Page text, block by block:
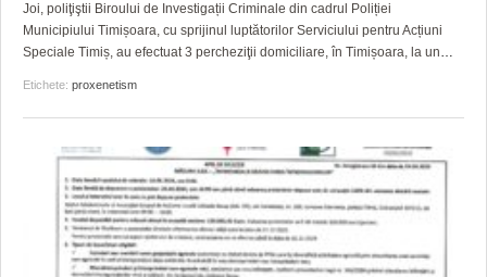
Joi, poliţiştii Biroului de Investigații Criminale din cadrul Poliției
Municipiului Timișoara, cu sprijinul luptătorilor Serviciului pentru Acțiuni
Speciale Timiș, au efectuat 3 percheziţii domiciliare, în Timișoara, la un…
Etichete: proxenetism